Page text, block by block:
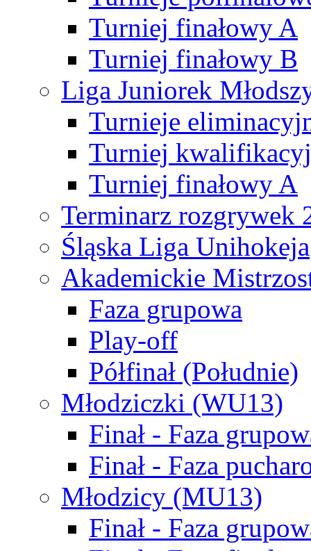
Turniej finałowy A
Turniej finałowy B
Liga Juniorek
Turnieje
Turniej
Turniej finałowy A
Terminarz rozgrywek
Śląska Liga Unihokeja
Akademickie
Faza grupowa
Play-off
Półfinał (Południe)
Młodziczki (WU13)
Finał - Faza
Finał - Faza
Młodzicy (MU13)
Finał - Faza